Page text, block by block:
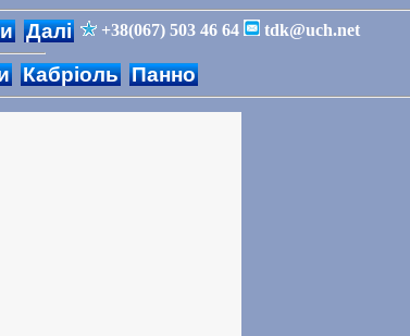
Далі +38(067) 503 46 64 tdk@uch.net
Кабріоль Панно